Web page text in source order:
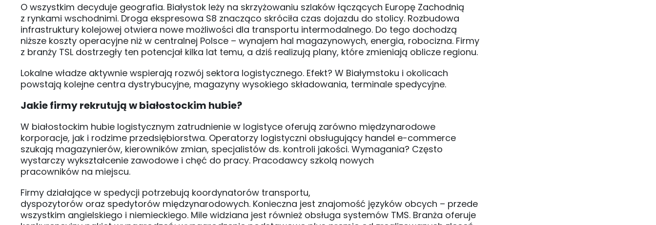
O wszystkim decyduje geografia. Białystok leży na skrzyżowaniu szlaków łączących Europę Zachodnią
z rynkami wschodnimi. Droga ekspresowa S8 znacząco skróciła czas dojazdu do stolicy. Rozbudowa
infrastruktury kolejowej otwiera nowe możliwości dla transportu intermodalnego. Do tego dochodzą
niższe koszty operacyjne niż w centralnej Polsce – wynajem hal magazynowych, energia, robocizna. Firmy
z branży TSL dostrzegły ten potencjał kilka lat temu, a dziś realizują plany, które zmieniają oblicze regionu.
Lokalne władze aktywnie wspierają rozwój sektora logistycznego. Efekt? W Białymstoku i okolicach
powstają kolejne centra dystrybucyjne, magazyny wysokiego składowania, terminale spedycyjne.
Jakie firmy rekrutują w białostockim hubie?
W białostockim hubie logistycznym zatrudnienie w logistyce oferują zarówno międzynarodowe
korporacje, jak i rodzime przedsiębiorstwa. Operatorzy logistyczni obsługujący handel e-commerce
szukają magazynierów, kierowników zmian, specjalistów ds. kontroli jakości. Wymagania? Często
wystarczy wykształcenie zawodowe i chęć do pracy. Pracodawcy szkolą nowych
pracowników na miejscu.
Firmy działające w spedycji potrzebują koordynatorów transportu,
dyspozytorów oraz spedytorów międzynarodowych. Konieczna jest znajomość języków obcych – przede
wszystkim angielskiego i niemieckiego. Mile widziana jest również obsługa systemów TMS. Branża oferuje